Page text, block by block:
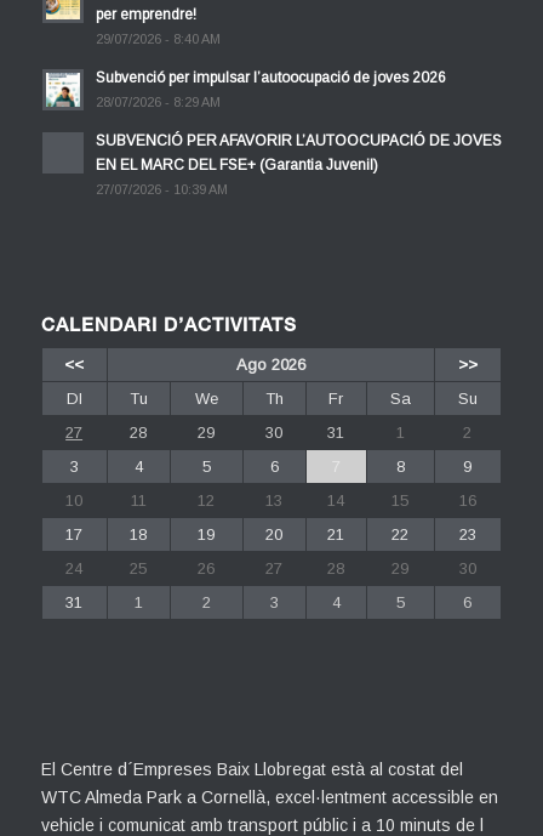
per emprendre!
29/07/2026 - 8:40 AM
Subvenció per impulsar l’autoocupació de joves 2026
28/07/2026 - 8:29 AM
SUBVENCIÓ PER AFAVORIR L’AUTOOCUPACIÓ DE JOVES
EN EL MARC DEL FSE+ (Garantia Juvenil)
27/07/2026 - 10:39 AM
CALENDARI D’ACTIVITATS
<< Ago 2026
>>
Dl
Tu We Th Fr Sa
Su
27
28 29 30 31 1
2
3
4 5 6 7 8
9
10
11 12 13 14 15
16
17
18 19 20 21 22
23
24
25 26 27 28 29
30
31
1 2 3 4 5 6
El Centre d´Empreses Baix Llobregat està al costat del
WTC Almeda Park a Cornellà, excel·lentment accessible en
vehicle i comunicat amb transport públic i a 10 minuts de l